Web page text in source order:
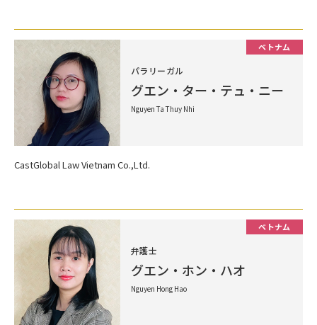
パラリーガル
グエン・ター・テュ・ニー
Nguyen Ta Thuy Nhi
ベトナム
CastGlobal Law Vietnam Co.,Ltd.
弁護士
グエン・ホン・ハオ
Nguyen Hong Hao
ベトナム